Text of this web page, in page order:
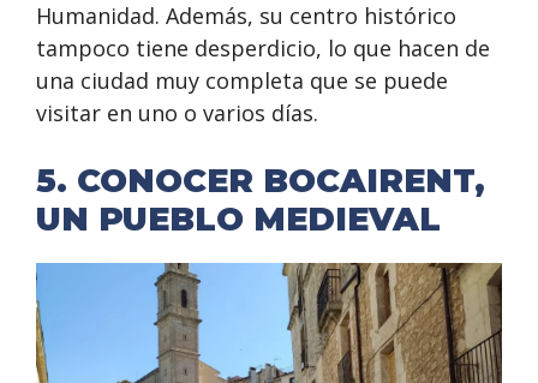
Humanidad. Además, su centro histórico
tampoco tiene desperdicio, lo que hacen de
una ciudad muy completa que se puede
visitar en uno o varios días.
5. CONOCER BOCAIRENT,
UN PUEBLO MEDIEVAL